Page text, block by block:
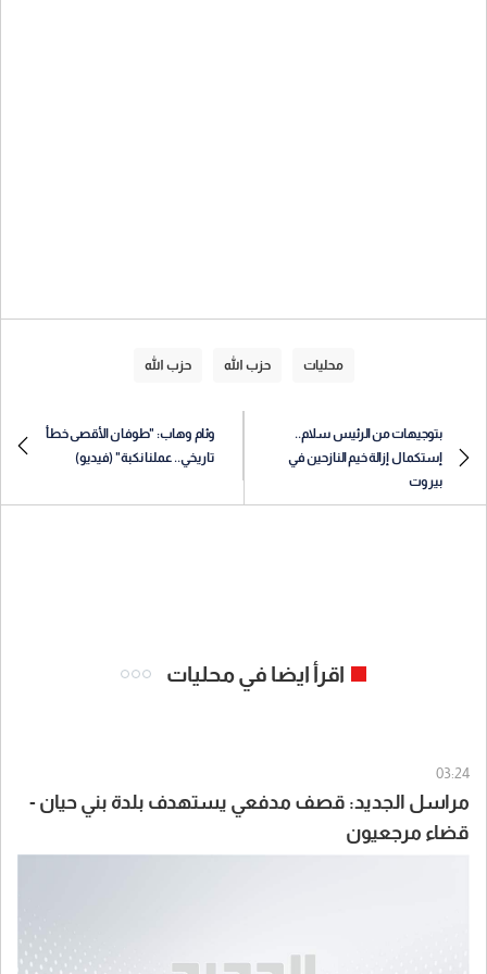
محليات حزب الله حزب الله
بتوجيهات من الرئيس سلام..
إستكمال إزالة خيم النازحين في
بيروت
وئام وهاب: "طوفان الأقصى خطأ
تاريخي.. عملنا نكبة" (فيديو)
اقرأ ايضا في محليات
03:24
مراسل الجديد: قصف مدفعي يستهدف بلدة بني حيان -
قضاء مرجعيون